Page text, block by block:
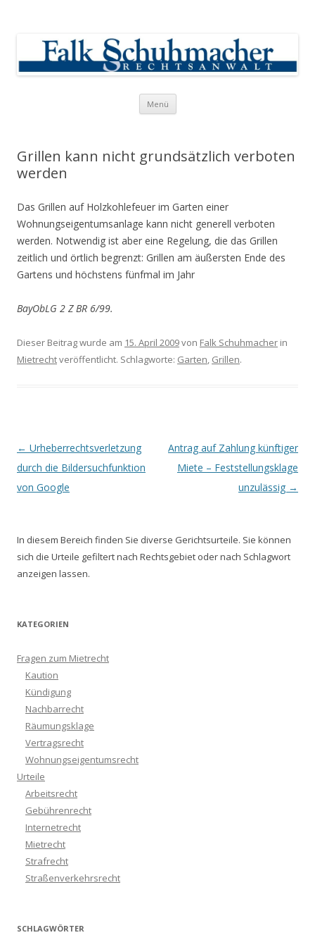
Menü Springe zum Inhalt
Grillen kann nicht grundsätzlich verboten
werden
Das Grillen auf Holzkohlefeuer im Garten einer
Wohnungseigentumsanlage kann nicht generell verboten
werden. Notwendig ist aber eine Regelung, die das Grillen
zeitlich und örtlich begrenzt: Grillen am äußersten Ende des
Gartens und höchstens fünfmal im Jahr
BayObLG 2 Z BR 6/99.
Dieser Beitrag wurde am 15. April 2009von Falk Schuhmacher in
Mietrechtveröffentlicht. Schlagworte: Garten, Grillen.
Beitrags-Navigation
← Urheberrechtsverletzung
durch die Bildersuchfunktion
von Google
Antrag auf Zahlung künftiger
Miete – Feststellungsklage
unzulässig →
In diesem Bereich finden Sie diverse Gerichtsurteile. Sie können
sich die Urteile gefiltert nach Rechtsgebiet oder nach Schlagwort
anzeigen lassen.
KATEGORIEN
Fragen zum Mietrecht
Kaution
Kündigung
Nachbarrecht
Räumungsklage
Vertragsrecht
Wohnungseigentumsrecht
Urteile
Arbeitsrecht
Gebührenrecht
Internetrecht
Mietrecht
Strafrecht
Straßenverkehrsrecht
SCHLAGWÖRTER